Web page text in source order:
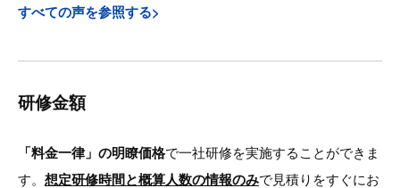
すべての声を参照する>
研修金額
「料金一律」の明瞭価格で一社研修を実施することができま
す。 想定研修時間と概算人数の情報のみで見積りをすぐにお